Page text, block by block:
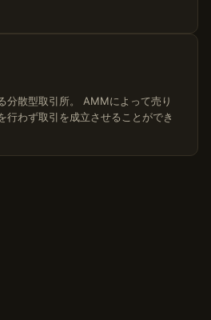
分散型取引所。 AMMによって売り
行わず取引を成立させることができ